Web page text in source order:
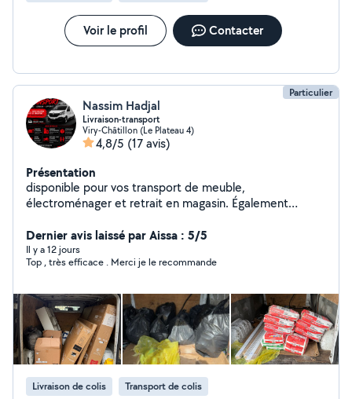
Voir le profil Contacter
Particulier
Nassim Hadjal
Livraison-transport
Viry-Châtillon (Le Plateau 4)
4,8/5 (17 avis)
Présentation
disponible pour vos transport de meuble,
électroménager et retrait en magasin. Également
Dernier avis laissé par Aissa : 5/5
Il y a 12 jours
Top , très efficace . Merci je le recommande
Livraison de colis Transport de colis